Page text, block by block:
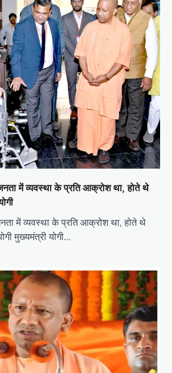
में व्यवस्था के प्रति आक्रोश था, होते थे
में व्यवस्था के प्रति आक्रोश था, होते थे
मुख्यमंत्री योगी…